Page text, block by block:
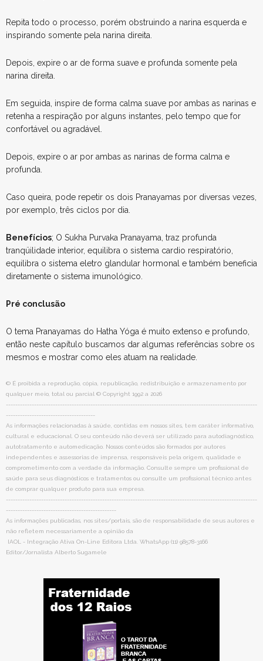
Repita todo o processo, porém obstruindo a narina esquerda e
inspirando somente pela narina direita.
Depois, expire o ar de forma suave e profunda somente pela
narina direita.
Em seguida, inspire de forma calma suave por ambas as narinas e
retenha a respiração por alguns instantes, pelo tempo que for
confortável ou agradável.
Depois, expire o ar por ambas as narinas de forma calma e
profunda.
Caso queira, pode repetir os dois Pranayamas por diversas vezes,
por exemplo, três ciclos por dia.
Benefícios; O Sukha Purvaka Pranayama, traz profunda
tranqüilidade interior, equilibra o sistema cardio respiratório,
equilibra o sistema eletro glandular hormonal e também beneficia
diretamente o sistema imunológico.
Pré conclusão
O tema Pranayamas do Hatha Yóga é muito extenso e profundo,
então neste capítulo buscamos dar algumas referências sobre os
mesmos e mostrar como eles atuam na realidade.
© É proibida a reprodução, cópia, republicação, redistribuição e armazenamento por
qualquer meio, total ou parcial © Copyright 1992 a 2026
-----------------------------------------------------------------------------------------------------------
--------------------------------------
As informações relacionadas à saúde, contidas em nossos sites, tem caráter informativo,
cultural e educacional. O seu conteúdo não deverá ser utilizado para autodiagnóstico,
autotratamento e automedicação. Nossos conteúdos são formados por autores
independentes e assessorias de imprensa, responsáveis pela origem, qualidade e
comprometimento com a verdade da informação. Consulte sempre um profissional de
saúde para seus diagnósticos e tratamentos ou consulte um profissional técnico antes
de comprar qualquer produto para sua empresa.
-----------------------------------------------------------------------------------------------------------
-----------------------------------------------
As informações publicadas, nos sites/portais, são de responsabilidade de seus autores e
não refletem necessariamente a opinião da
IAOL - Integração Ativa On-Line Editora Ltda. WhatsApp (11) 98578-3166
Editor/Jornalista Alberto Sugamele